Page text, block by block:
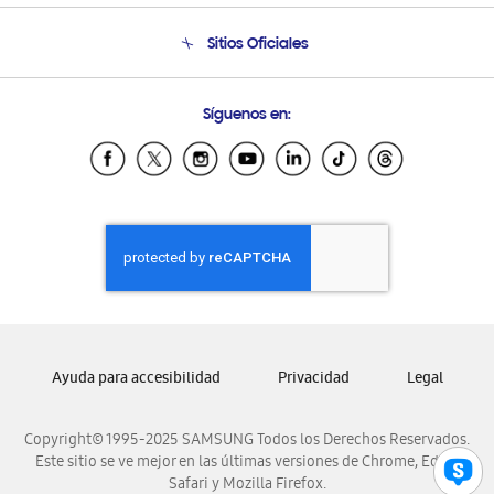
Soporte vía eMail
Sitios Oficiales
Samsung Ecuador
Samsung El Salvador
Samsung Honduras
Samsung Nicaragua
Samsung Panamá
Samsung Venezuela
Síguenos en:
Copyright© 1995-2025 SAMSUNG Todos los Derechos Reservados.
Este sitio se ve mejor en las últimas versiones de Chrome, Edge,
Safari y Mozilla Firefox.
Ayuda para accesibilidad Privacidad Legal